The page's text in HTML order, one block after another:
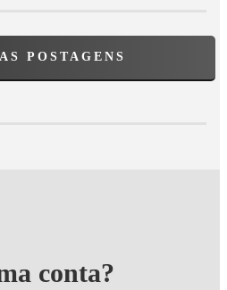
POSTAGENS
conta?